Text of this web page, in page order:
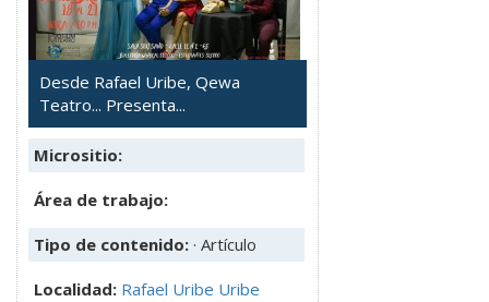
Desde Rafael Uribe, Qewa
Teatro... Presenta...
Micrositio:
Área de trabajo:
Tipo de contenido: · Artículo
Localidad: Rafael Uribe Uribe